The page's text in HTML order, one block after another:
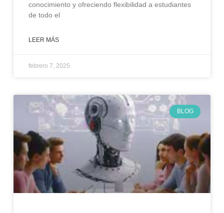
conocimiento y ofreciendo flexibilidad a estudiantes
de todo el
LEER MÁS
febrero 7, 2025
BLOG